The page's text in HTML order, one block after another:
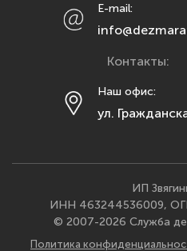
Набережные Челны
Нижний Новгород
Новосибирск
Омск
Пенза
Ростов-на-Дону
Рязань
E-mail:
Контакты:
Наш офис:
ул.
ИП
ИНН 463244536009,
© 2007-2026 Служба
Политика